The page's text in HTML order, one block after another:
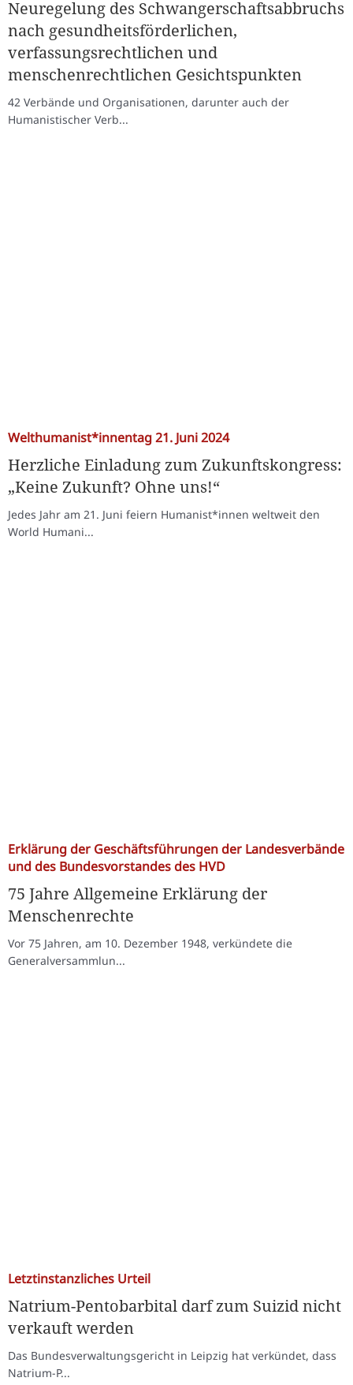
Neuregelung des Schwangerschaftsabbruchs
nach gesundheitsförderlichen,
verfassungsrechtlichen und
menschenrechtlichen Gesichtspunkten
42 Verbände und Organisationen, darunter auch der
Humanistischer Verb...
Welthumanist*innentag 21. Juni 2024
Herzliche Einladung zum Zukunftskongress:
„Keine Zukunft? Ohne uns!“
Jedes Jahr am 21. Juni feiern Humanist*innen weltweit den
World Humani...
Erklärung der Geschäftsführungen der Landesverbände
und des Bundesvorstandes des HVD
75 Jahre Allgemeine Erklärung der
Menschenrechte
Vor 75 Jahren, am 10. Dezember 1948, verkündete die
Generalversammlun...
Letztinstanzliches Urteil
Natrium-Pentobarbital darf zum Suizid nicht
verkauft werden
Das Bundesverwaltungsgericht in Leipzig hat verkündet, dass
Natrium-P...